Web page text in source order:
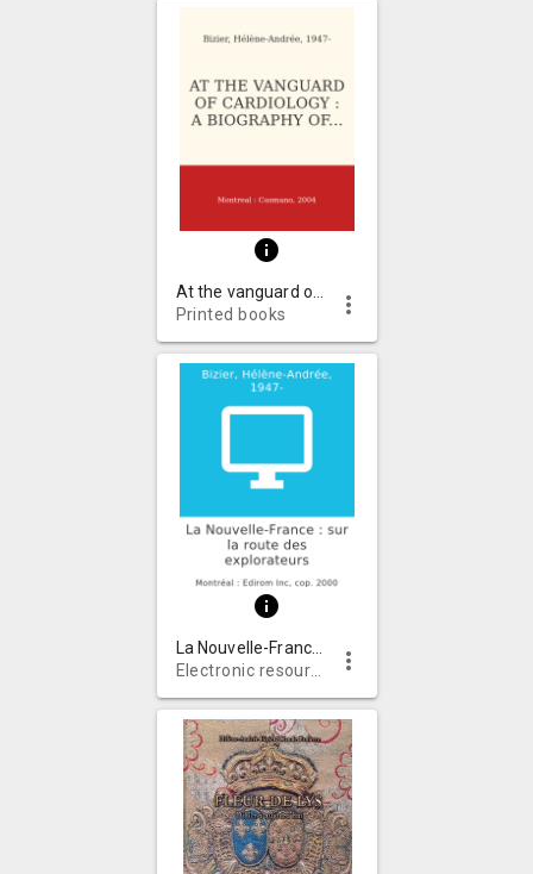
info
Printed books
more_vert
info
more_vert